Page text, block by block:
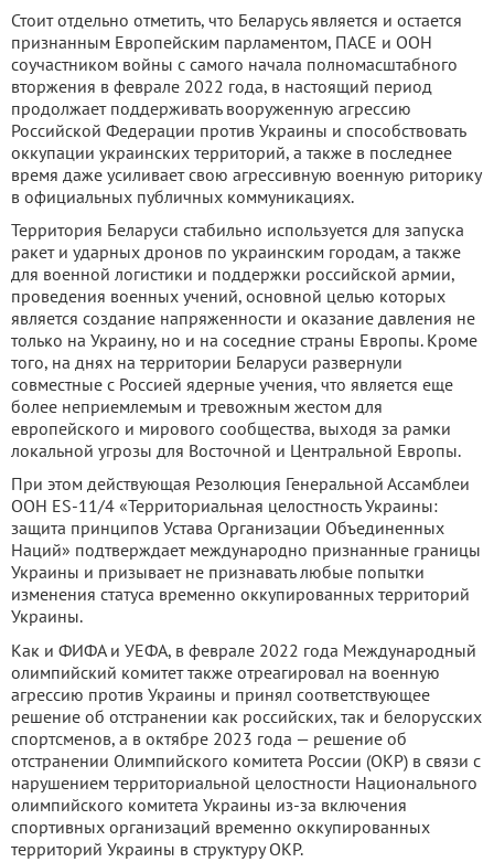
Стоит отдельно отметить, что Беларусь является и остается
признанным Европейским парламентом, ПАСЕ и ООН
соучастником войны с самого начала полномасштабного
вторжения в феврале 2022 года, в настоящий период
продолжает поддерживать вооруженную агрессию
Российской Федерации против Украины и способствовать
оккупации украинских территорий, а также в последнее
время даже усиливает свою агрессивную военную риторику
в официальных публичных коммуникациях.
Территория Беларуси стабильно используется для запуска
ракет и ударных дронов по украинским городам, а также
для военной логистики и поддержки российской армии,
проведения военных учений, основной целью которых
является создание напряженности и оказание давления не
только на Украину, но и на соседние страны Европы. Кроме
того, на днях на территории Беларуси развернули
совместные с Россией ядерные учения, что является еще
более неприемлемым и тревожным жестом для
европейского и мирового сообщества, выходя за рамки
локальной угрозы для Восточной и Центральной Европы.
При этом действующая Резолюция Генеральной Ассамблеи
ООН ES-11/4 «Территориальная целостность Украины:
защита принципов Устава Организации Объединенных
Наций» подтверждает международно признанные границы
Украины и призывает не признавать любые попытки
изменения статуса временно оккупированных территорий
Украины.
Как и ФИФА и УЕФА, в феврале 2022 года Международный
олимпийский комитет также отреагировал на военную
агрессию против Украины и принял соответствующее
решение об отстранении как российских, так и белорусских
спортсменов, а в октябре 2023 года — решение об
отстранении Олимпийского комитета России (ОКР) в связи с
нарушением территориальной целостности Национального
олимпийского комитета Украины из-за включения
спортивных организаций временно оккупированных
территорий Украины в структуру ОКР.